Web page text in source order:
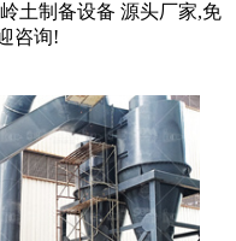
土制备设备 源头厂家,免
咨询!